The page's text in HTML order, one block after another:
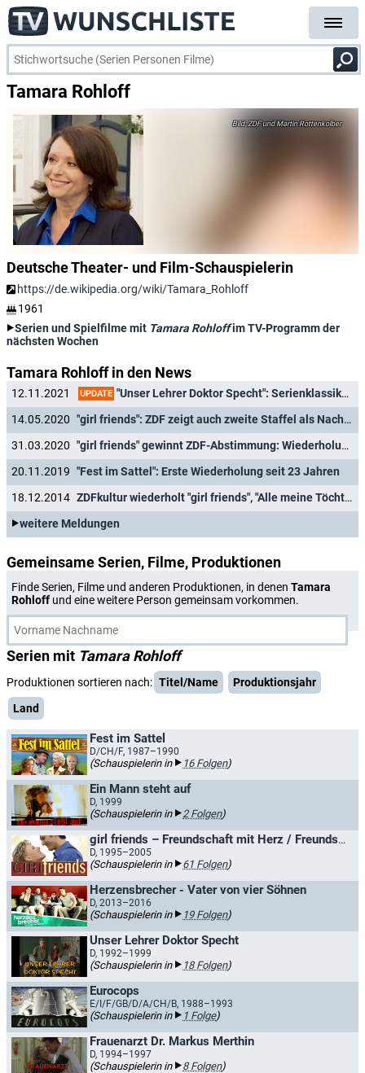
Tamara Rohloff
ZDF und Martin Rottenkolber
Deutsche Theater- und Film-Schauspielerin
https://de.wikipedia.org/wiki/Tamara_Rohloff
1961
Serien und Spielfilme mit Tamara Rohloffim TV-Programm der
nächsten Wochen
Tamara Rohloff in den News
12.11.2021 UPDATE "Unser Lehrer Doktor Specht": Serienklassiker kommt komplett in die ZDFmediathek
14.05.2020
"girl friends": ZDF zeigt auch zweite Staffel als Nachtmarathon
31.03.2020
"girl friends" gewinnt ZDF-Abstimmung: Wiederholung im Nachtprogramm
20.11.2019 "Fest im Sattel": Erste Wiederholung seit 23 Jahren
18.12.2014
ZDFkultur wiederholt "girl friends", "Alle meine Töchter" und "Samt und Seide"
weitere Meldungen
Gemeinsame Serien, Filme, Produktionen
Finde Serien, Filme und anderen Produktionen, in denen Tamara
Rohloff und eine weitere Person gemeinsam vorkommen.
Serien mit Tamara Rohloff
Produktionen sortieren nach: Titel/Name
Produktionsjahr
Land
Fest im Sattel
D/CH/F, 1987–1990
(Schauspielerin in 16 Folgen)
Ein Mann steht auf
D, 1999
(Schauspielerin in 2 Folgen)
girl friends – Freundschaft mit Herz / Freundschaft mit Herz - die girl friends
D, 1995–2005
(Schauspielerin in 61 Folgen)
Herzensbrecher - Vater von vier Söhnen
D, 2013–2016
(Schauspielerin in 19 Folgen)
Unser Lehrer Doktor Specht
D, 1992–1999
(Schauspielerin in 18 Folgen)
Eurocops
E/I/F/GB/D/A/CH/B, 1988–1993
(Schauspielerin in 1 Folge)
Frauenarzt Dr. Markus Merthin
D, 1994–1997
(Schauspielerin in 8 Folgen)